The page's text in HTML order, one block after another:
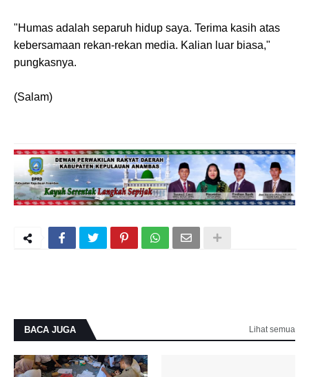
"Humas adalah separuh hidup saya. Terima kasih atas
kebersamaan rekan-rekan media. Kalian luar biasa,"
pungkasnya.
(Salam)
BACA JUGA Lihat semua